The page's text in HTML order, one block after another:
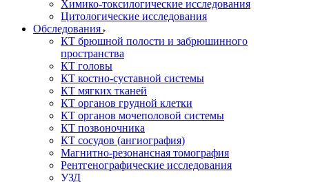
Химико-токсилогические исследования
Цитологические исследования
Обследования
КТ брюшной полости и забрюшинного
пространства
КТ головы
КТ костно-суставной системы
КТ мягких тканей
КТ органов грудной клетки
КТ органов мочеполовой системы
КТ позвоночника
КТ сосудов (ангиография)
Магнитно-резонансная томография
Рентгенографические исследования
УЗД